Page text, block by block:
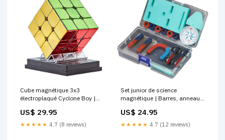
Cube magnétique 3x3
électroplaqué Cyclone Boy |
jouet puzzle pour enfants
Consumer Electronics
US$ 29.95
★★★★★ 4.7 (8 reviews)
Set junior de science
magnétique | Barres, anneaux,
éducatif pour enfants With
holder
US$ 24.95
★★★★★ 4.7 (12 reviews)